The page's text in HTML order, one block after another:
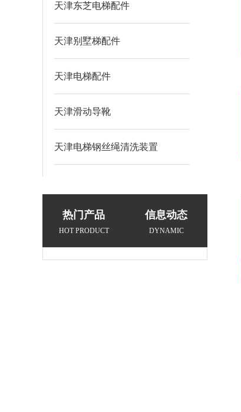
天津东芝电梯配件
天津别墅梯配件
天津电梯配件
天津滑动导靴
天津电梯钢丝绳清洗装置
热门产品
HOT PRODUCT
信息动态
DYNAMIC